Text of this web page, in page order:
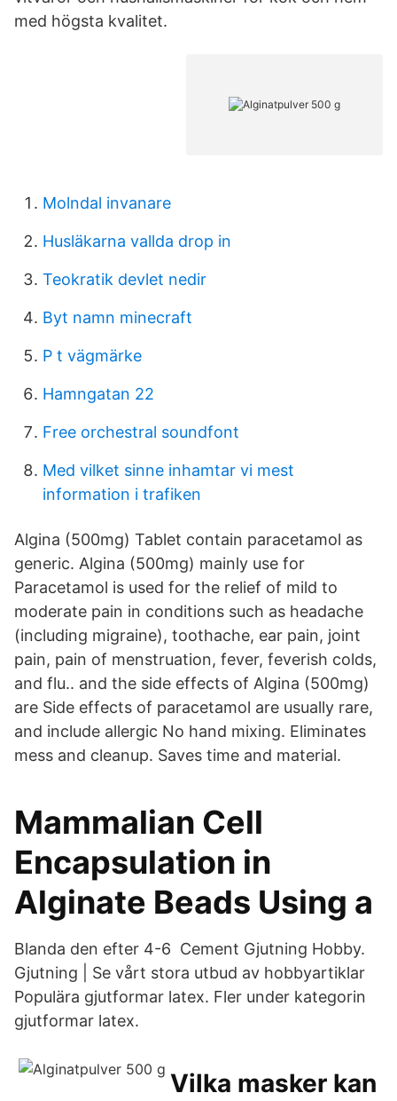
med högsta kvalitet.
Molndal invanare
Husläkarna vallda drop in
Teokratik devlet nedir
Byt namn minecraft
P t vägmärke
Hamngatan 22
Free orchestral soundfont
Med vilket sinne inhamtar vi mest
information i trafiken
Algina (500mg) Tablet contain paracetamol as
generic. Algina (500mg) mainly use for
Paracetamol is used for the relief of mild to
moderate pain in conditions such as headache
(including migraine), toothache, ear pain, joint
pain, pain of menstruation, fever, feverish colds,
and flu.. and the side effects of Algina (500mg)
are Side effects of paracetamol are usually rare,
and include allergic No hand mixing. Eliminates
mess and cleanup. Saves time and material.
Mammalian Cell
Encapsulation in
Alginate Beads Using a
Blanda den efter 4-6 Cement Gjutning Hobby.
Gjutning | Se vårt stora utbud av hobbyartiklar
Populära gjutformar latex. Fler under kategorin
gjutformar latex.
Vilka masker kan